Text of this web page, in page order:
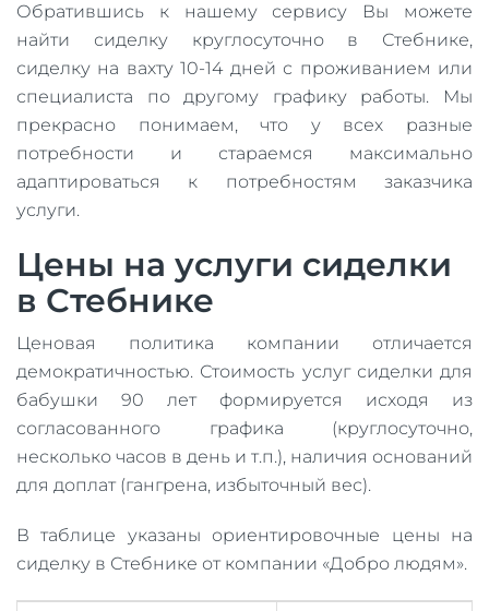
Обратившись к нашему сервису Вы можете
найти сиделку круглосуточно в Стебнике,
сиделку на вахту 10-14 дней с проживанием или
специалиста по другому графику работы. Мы
прекрасно понимаем, что у всех разные
потребности и стараемся максимально
адаптироваться к потребностям заказчика
услуги.
Цены на услуги сиделки
в Стебнике
Ценовая политика компании отличается
демократичностью. Стоимость услуг сиделки для
бабушки 90 лет формируется исходя из
согласованного графика (круглосуточно,
несколько часов в день и т.п.), наличия оснований
для доплат (гангрена, избыточный вес).
В таблице указаны ориентировочные цены на
сиделку в Стебнике от компании «Добро людям».